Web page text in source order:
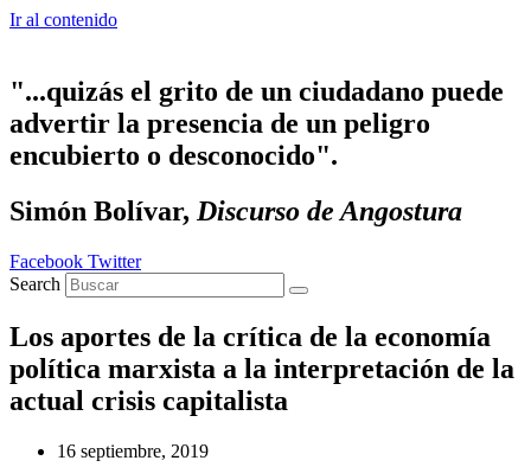
Ir al contenido
"...quizás el grito de un ciudadano puede
advertir la presencia de un peligro
encubierto o desconocido".
Simón Bolívar, Discurso de Angostura
Facebook Twitter
Search
Los aportes de la crítica de la economía
política marxista a la interpretación de la
actual crisis capitalista
16 septiembre, 2019